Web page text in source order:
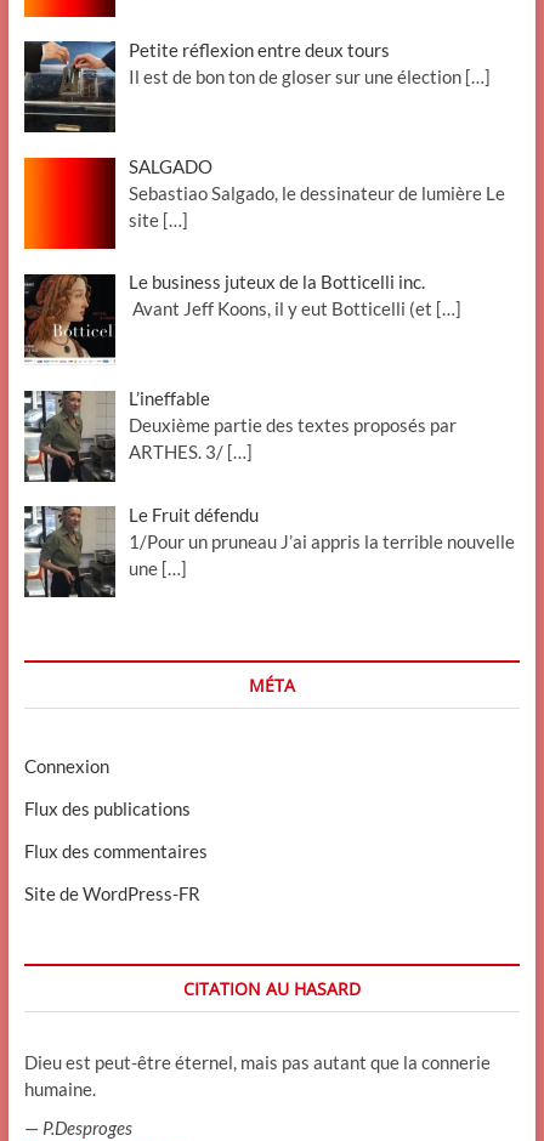
Petite réflexion entre deux tours
Il est de bon ton de gloser sur une élection […]
SALGADO
Sebastiao Salgado, le dessinateur de lumière Le
site […]
Le business juteux de la Botticelli inc.
Avant Jeff Koons, il y eut Botticelli (et […]
L’ineffable
Deuxième partie des textes proposés par
ARTHES. 3/ […]
Le Fruit défendu
1/Pour un pruneau J’ai appris la terrible nouvelle
une […]
MÉTA
Connexion
Flux des publications
Flux des commentaires
Site de WordPress-FR
CITATION AU HASARD
Dieu est peut-être éternel, mais pas autant que la connerie
humaine.
— P.Desproges